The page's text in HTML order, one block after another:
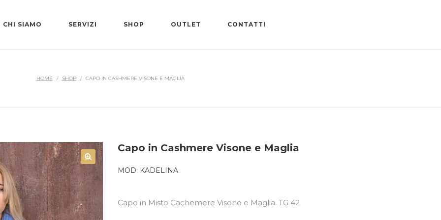
CHI SIAMO SERVIZI SHOP OUTLET CONTATTI
HOME / SHOP / CAPO IN CASHMERE VISONE E MAGLIA
Capo in Cashmere Visone e Maglia
MOD: KADELINA
Capo in Misto Cachemere Visone e Maglia. TG 42